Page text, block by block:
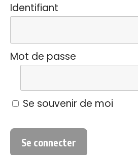
Identifiant
Mot de passe
Se souvenir de moi